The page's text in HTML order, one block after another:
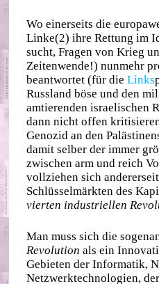
Wo einerseits die
Linke(2) ihre Rettung im
sucht, Fragen von Krieg
Zeitenwende!) nunmehr
beantwortet (für dieLinks
Russland böse und den
amtierenden israelischen
dann nicht offen
Genozid an den
damit selber der immer
zwischen arm und reich
vollziehen sich
Schlüsselmärkten des
vierten industriellen
Man muss sich die
Revolution als ein
Gebieten der Informatik,
Netzwerktechnologien,